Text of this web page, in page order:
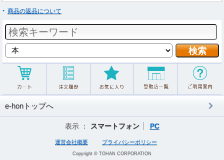
商品の返品について
e-honトップへ
表示 ： スマートフォン PC
運営会社概要 プライバシーポリシー
Copyright © TOHAN CORPORATION